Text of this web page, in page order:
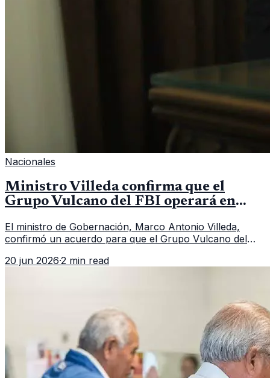
Nacionales
Ministro Villeda confirma que el
Grupo Vulcano del FBI operará en
El ministro de Gobernación, Marco Antonio Villeda,
confirmó un acuerdo para que el Grupo Vulcano del
fallido con la administración anterior del Ministerio
20 jun 2026·2 min read